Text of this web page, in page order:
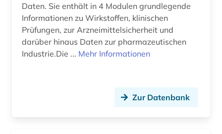
enzymtechnologie (1)
erdgas (1)
erdwissenschaften (1)
Daten. Sie enthält in 4 Modulen grundlegende
Informationen zu Wirkstoffen, klinischen
Prüfungen, zur Arzneimittelsicherheit und
darüber hinaus Daten zur pharmazeutischen
Industrie.Die ... Mehr Informationen
Zur Datenbank